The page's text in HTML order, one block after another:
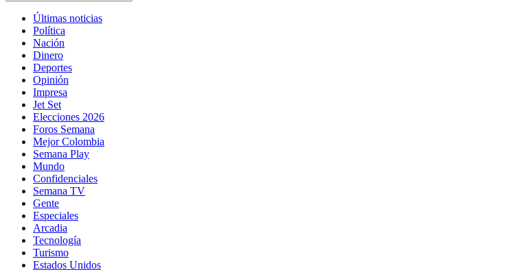
Últimas noticias
Política
Nación
Dinero
Deportes
Opinión
Impresa
Jet Set
Elecciones 2026
Foros Semana
Mejor Colombia
Semana Play
Mundo
Confidenciales
Semana TV
Gente
Especiales
Arcadia
Tecnología
Turismo
Estados Unidos